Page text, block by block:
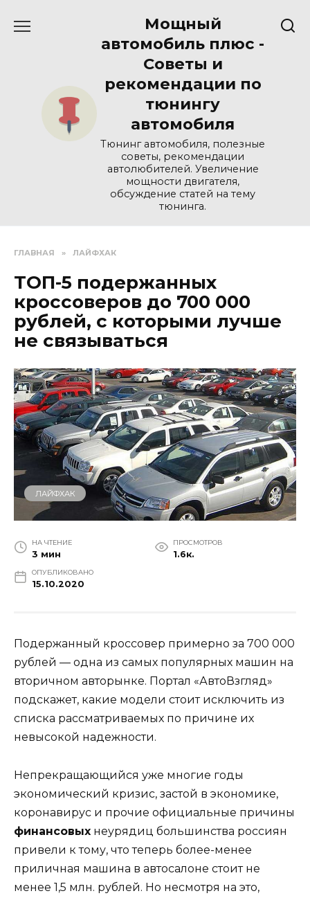
Мощный
автомобиль плюс -
Советы и
рекомендации по
тюнингу
автомобиля
Тюнинг автомобиля, полезные
советы, рекомендации
автолюбителей. Увеличение
мощности двигателя,
обсуждение статей на тему
тюнинга.
ГЛАВНАЯ » ЛАЙФХАК
ТОП-5 подержанных
кроссоверов до 700 000
рублей, с которыми лучше
не связываться
ЛАЙФХАК
НА ЧТЕНИЕ
3 мин
ПРОСМОТРОВ
1.6к.
ОПУБЛИКОВАНО
15.10.2020
Подержанный кроссовер примерно за 700 000
рублей — одна из самых популярных машин на
вторичном авторынке. Портал «АвтоВзгляд»
подскажет, какие модели стоит исключить из
списка рассматриваемых по причине их
невысокой надежности.
Непрекращающийся уже многие годы
экономический кризис, застой в экономике,
коронавирус и прочие официальные причины
финансовых неурядиц большинства россиян
привели к тому, что теперь более-менее
приличная машина в автосалоне стоит не
менее 1,5 млн. рублей. Но несмотря на это,